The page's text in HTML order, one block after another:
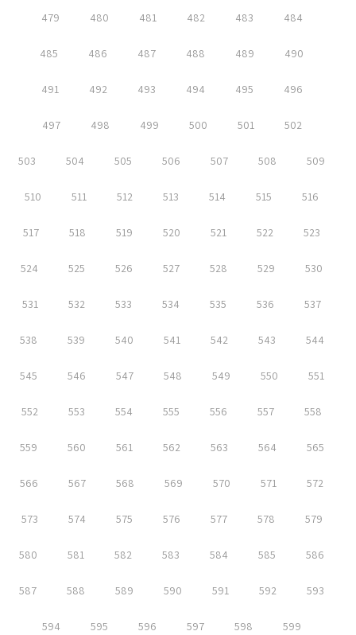
479 480 481 482 483 484
485 486 487 488 489 490
491 492 493 494 495 496
497 498 499 500 501 502
503 504 505 506 507 508 509
510 511 512 513 514 515 516
517 518 519 520 521 522 523
524 525 526 527 528 529 530
531 532 533 534 535 536 537
538 539 540 541 542 543 544
545 546 547 548 549 550 551
552 553 554 555 556 557 558
559 560 561 562 563 564 565
566 567 568 569 570 571 572
573 574 575 576 577 578 579
580 581 582 583 584 585 586
587 588 589 590 591 592 593
594 595 596 597 598 599